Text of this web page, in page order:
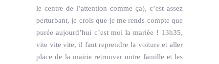
le centre de l’attention comme ça), c’est assez
perturbant, je crois que je me rends compte que
purée aujourd’hui c’est moi la mariée ! 13h35,
vite vite vite, il faut reprendre la voiture et aller
place de la mairie retrouver notre famille et les